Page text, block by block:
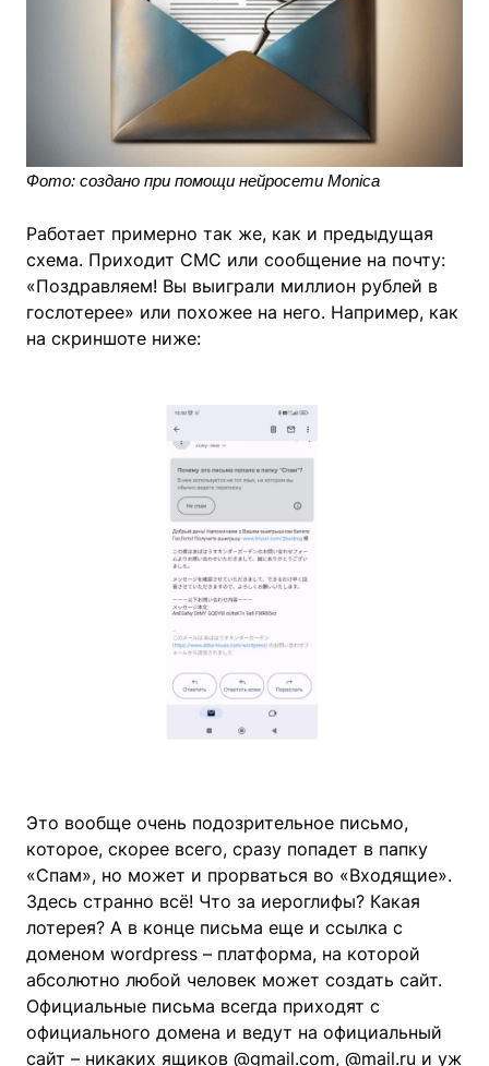
Фото: создано при помощи нейросети Monica
Работает примерно так же, как и предыдущая
схема. Приходит СМС или сообщение на почту:
«Поздравляем! Вы выиграли миллион рублей в
гослотерее» или похожее на него. Например, как
на скриншоте ниже:
Это вообще очень подозрительное письмо,
которое, скорее всего, сразу попадет в папку
«Спам», но может и прорваться во «Входящие».
Здесь странно всё! Что за иероглифы? Какая
лотерея? А в конце письма еще и ссылка с
доменом wordpress – платформа, на которой
абсолютно любой человек может создать сайт.
Официальные письма всегда приходят с
официального домена и ведут на официальный
сайт – никаких ящиков @gmail.com, @mail.ru и уж